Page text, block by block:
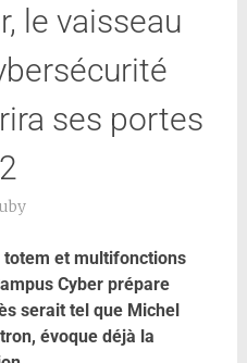
le vaisseau
ses portes
totem et multifonctions
Cyber prépare
serait tel que Michel
évoque déjà la